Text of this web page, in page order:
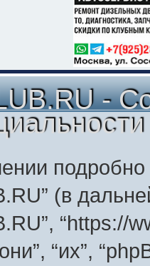
-
подробно
(в
“https://
“их”,